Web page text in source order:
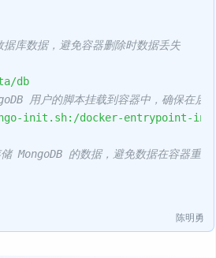
库数据，避免容器删除时数据丢失
db
用户的脚本挂载到容器中，确保在启
init.sh:/docker-entrypoint-
MongoDB 的数据，避免数据在容器重启
陈明勇